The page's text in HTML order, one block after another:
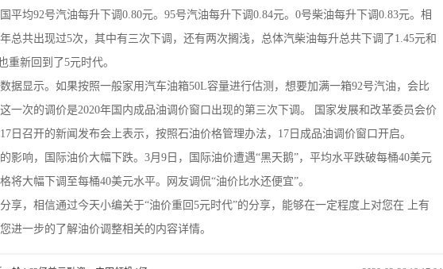
均92号汽油每升下调0.80元。95号汽油每升下调0.84元。0号柴油每升下调0.83元。相
总共出现过5次，其中有三次下调，还有两次搁浅，总体汽柴油每升总共下调了1.45元和
重新回到了5元时代。
显示。如果按照一般家用汽车油箱50L容量进行估测，想要加满一箱92号汽油，会比
一次的调价是2020年国内成品油调价窗口出现的第三次下调。 国家​发展和改​革委员会价
日召开的新闻发布会上表示，按照石油价格管理办法，17日成品油调价窗口开启。
响，国际油价大幅下跌。3月9日，国际油价遭遇“黑天鹅”，平均水平跌破每桶40美元
将大幅下调至每桶40美元水平。网友调侃“油价比水还便宜”。
，相信通过今天小编关于“油价重回5元时代”的分享，能够在一定程度上对您在 上有
进一步的了解油价调整相关的内容详情。